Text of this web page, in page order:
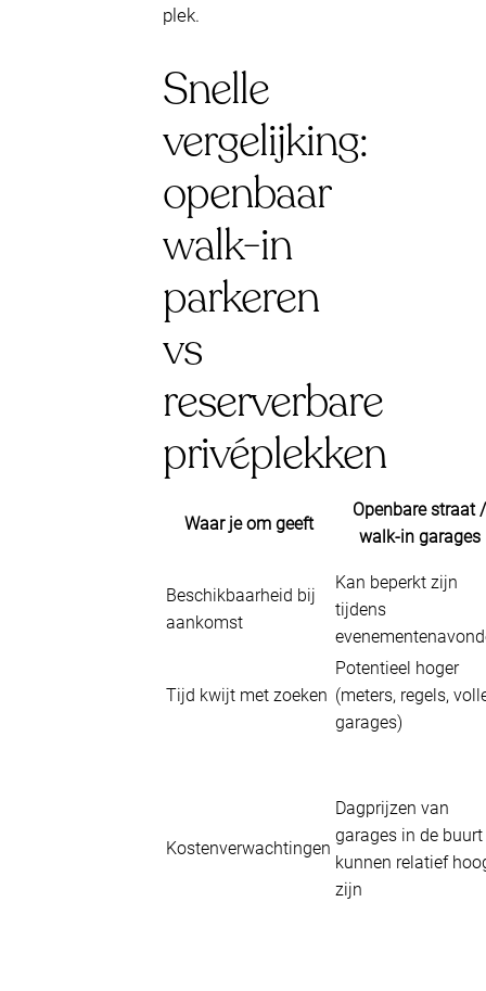
plek.
Snelle
vergelijking:
openbaar
walk-in
parkeren
vs
reserverbare
privéplekken
Waar je om geeft
Openbare straat /
walk-in garages
Beschikbaarheid bij
aankomst
Kan beperkt zijn
tijdens
Tijd kwijt met zoeken
Potentieel hoger
(meters, regels,
garages)
Kostenverwachtingen
Dagprijzen van
garages in de buurt
kunnen relatief
zijn